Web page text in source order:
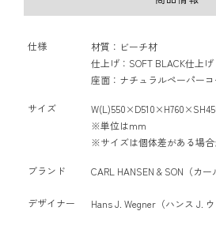
仕様
材質：ビーチ材
仕上げ：SOFT BLACK仕上げ
座面：ナチュラルペーパー
サイズ
※単位はmm
※サイズは個体差がある場合
ブランド CARL HANSEN & SON（カー
デザイナー Hans J. Wegner（ハンス J. ウ